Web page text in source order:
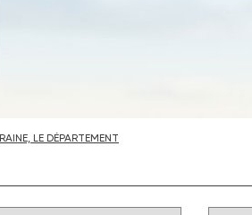
LE DÉPARTEMENT